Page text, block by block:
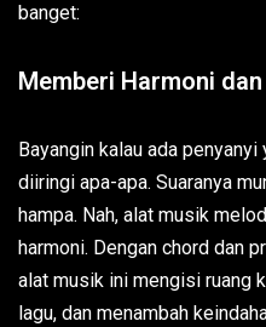
banget:
Memberi Harmoni
Bayangin kalau ada
diiringi apa-apa. Suaranya
hampa. Nah, alat musik
harmoni. Dengan chord dan
alat musik ini mengisi ruang
lagu, dan menambah